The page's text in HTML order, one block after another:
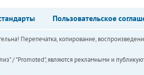
Пользовательское
Перепечатка, копирование,
/ "Promoted", являются рекламными и